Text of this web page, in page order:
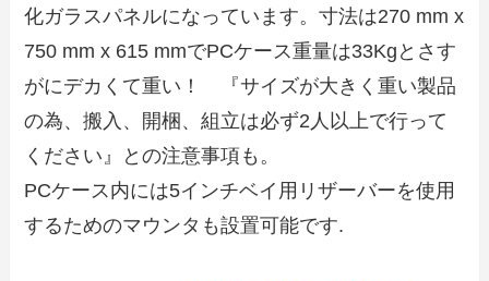
化ガラスパネルになっています。寸法は270 mm x
750 mm x 615 mmでPCケース重量は33Kgとさす
がにデカくて重い！ 『サイズが大きく重い製品
の為、搬入、開梱、組立は必ず2人以上で行って
ください』との注意事項も。
PCケース内には5インチベイ用リザーバーを使用
するためのマウンタも設置可能です.